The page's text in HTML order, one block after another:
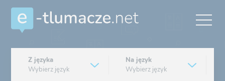
Z języka
Wybierz język
Na język
Wybierz język